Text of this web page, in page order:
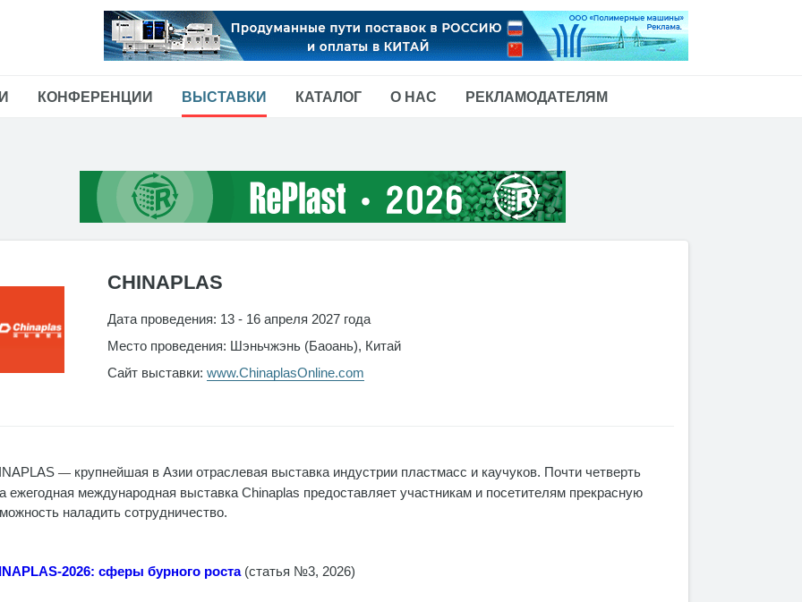
КОНФЕРЕНЦИИ ВЫСТАВКИ КАТАЛОГ О НАС РЕКЛАМОДАТЕЛЯМ
CHINAPLAS
Дата проведения: 13 - 16 апреля 2027 года
Место проведения: Шэньчжэнь (Баоань), Китай
Сайт выставки: www.ChinaplasOnline.com
—крупнейшая в Азии отраслевая выставка индустрии пластмасс и каучуков. Почти четверть
ежегодная международная выставка Chinaplas предоставляет участникам и посетителям прекрасную
наладить сотрудничество.
2026: сферы бурного роста(статья №3, 2026)